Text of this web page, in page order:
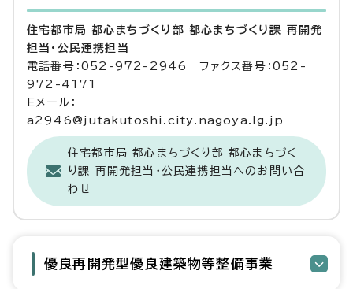
住宅都市局 都心まちづくり部 都心まちづくり課 再開発
担当・公民連携担当
電話番号：052-972-2946 ファクス番号：052-
972-4171
Eメール：
a2946@jutakutoshi.city.nagoya.lg.jp
住宅都市局 都心まちづくり部 都心まちづく
り課 再開発担当・公民連携担当へのお問い合
わせ
優良再開発型優良建築物等整備事業